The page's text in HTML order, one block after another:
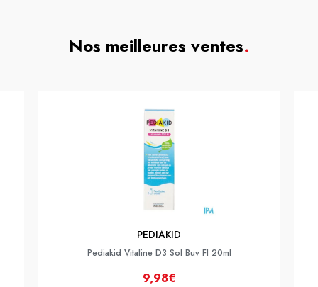
Nos meilleures ventes.
PEDIAKID
Pediakid Vitaline D3 Sol Buv Fl 20ml
9,98€